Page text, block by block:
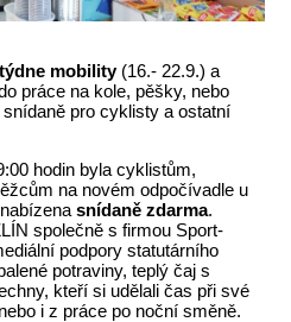
mobility(16.- 22.9.) a
práce na kole, pěšky, nebo
pro cyklisty a ostatní
hodin byla cyklistům,
na novém odpočívadle u
snídaně zdarma.
společně s firmou Sport-
podpory statutárního
potraviny, teplý čaj s
kteří si udělali čas při své
i z práce po noční směně.